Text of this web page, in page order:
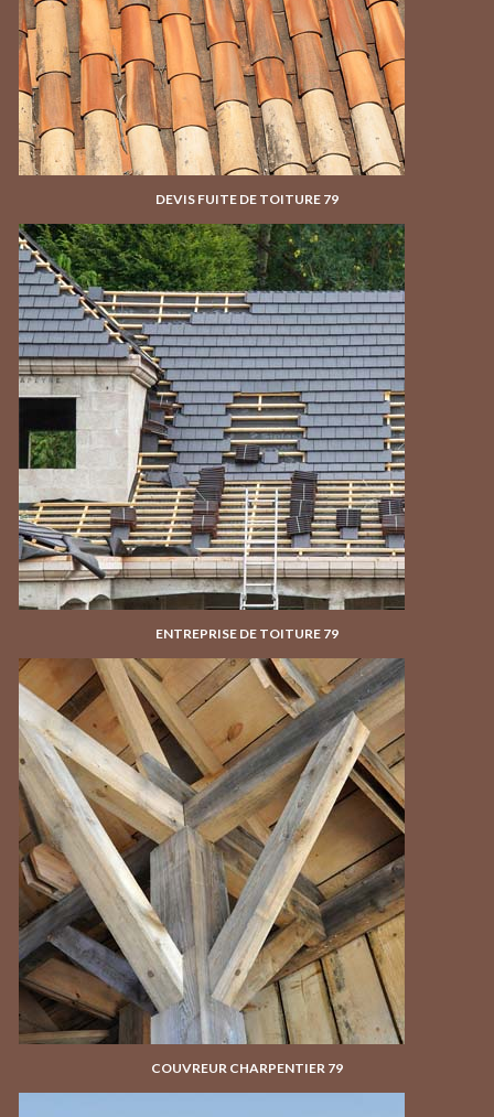
DEVIS FUITE DE TOITURE 79
ENTREPRISE DE TOITURE 79
COUVREUR CHARPENTIER 79